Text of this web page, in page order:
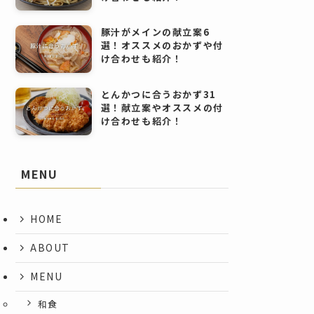
豚汁がメインの献立案6
選！オススメのおかずや付
け合わせも紹介！
とんかつに合うおかず31
選！献立案やオススメの付
け合わせも紹介！
MENU
HOME
ABOUT
MENU
和食